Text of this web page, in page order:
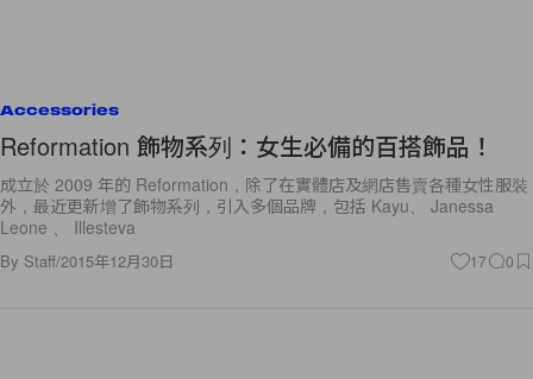
Accessories
Reformation 飾物系列：女生必備的百搭飾品！
成立於 2009 年的 Reformation，除了在實體店及網店售賣各種女性服裝
外，最近更新增了飾物系列，引入多個品牌，包括 Kayu、 Janessa
Leone 、 Illesteva
By Staff/2015年12月30日 17 0